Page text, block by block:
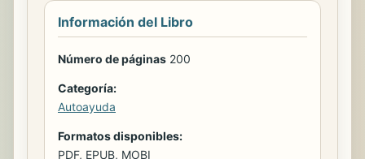
Información del Libro
Número de páginas 200
Categoría:
Autoayuda
Formatos disponibles:
PDF, EPUB, MOBI